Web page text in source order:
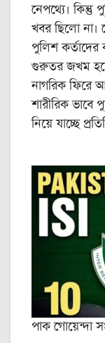
নেপথ্যে।
খবর ছিলো না।
পুলিশ
গুরুতর জখম
নাগরিক
শারীরিক ভাবে
নিয়ে যাচ্ছে
পাক গোয়েন্দা